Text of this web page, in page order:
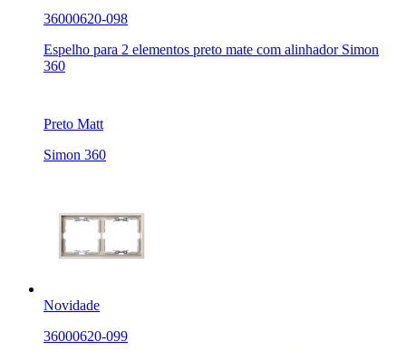
36000620-098
Espelho para 2 elementos preto mate com alinhador Simon
360
Preto Matt
Simon 360
Novidade
36000620-099